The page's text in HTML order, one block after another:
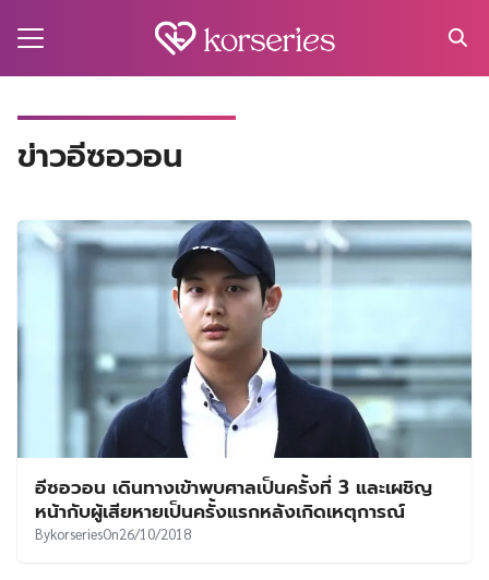
ข่าวอีซอวอน
อีซอวอน เดินทางเข้าพบศาลเป็นครั้งที่ 3 และเผชิญ
หน้ากับผู้เสียหายเป็นครั้งแรกหลังเกิดเหตุการณ์
BykorseriesOn26/10/2018